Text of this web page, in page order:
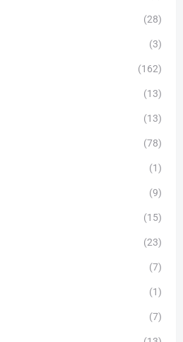
(28)
(3)
(162)
(13)
(13)
(78)
(1)
(9)
(15)
(23)
(7)
(1)
(7)